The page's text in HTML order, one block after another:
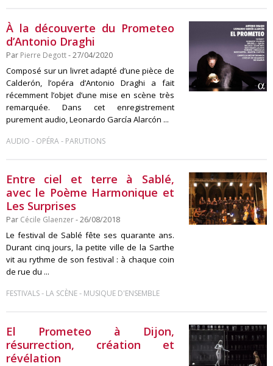
À la découverte du Prometeo
d’Antonio Draghi
Par Pierre Degott- 27/04/2020
Composé sur un livret adapté d’une pièce de
Calderón, l’opéra d’Antonio Draghi a fait
récemment l’objet d’une mise en scène très
remarquée. Dans cet enregistrement
purement audio, Leonardo García Alarcón ...
AUDIO - OPÉRA- PARUTIONS
Entre ciel et terre à Sablé,
avec le Poème Harmonique et
Les Surprises
Par Cécile Glaenzer- 26/08/2018
Le festival de Sablé fête ses quarante ans.
Durant cinq jours, la petite ville de la Sarthe
vit au rythme de son festival : à chaque coin
de rue du ...
FESTIVALS- LA SCÈNE- MUSIQUE D'ENSEMBLE
El Prometeo à Dijon,
résurrection, création et
révélation